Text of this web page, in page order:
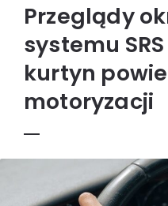
Przeglądy
systemu
kurtyn
motoryzacji